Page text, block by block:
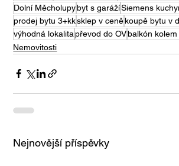
Dolní Měcholupybyt s garážíSiemens
prodej bytu 3+kksklep v ceněkoupě bytu v
výhodná lokalita převod do OVbalkón
Nemovitosti
Nejnovější příspěvky